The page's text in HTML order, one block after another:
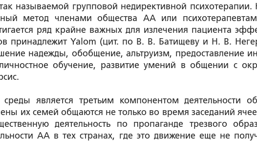
называемой групповой недирективной психотерапии.
метод членами общества АА или
ряд крайне важных для излечения пациента
принадлежит Yalom (цит. по В. В. Батищеву и Н. В.
надежды, обобщение, альтруизм, предоставление
обучение, развитие умений в общении с
является третьим компонентом деятельности
их семей общаются не только во время заседаний
деятельность по пропаганде трезвого
АА в тех странах, где это движение еще не